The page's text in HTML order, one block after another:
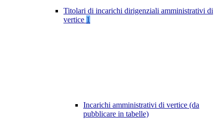
Titolari di incarichi dirigenziali amministrativi di
vertice 1
Incarichi amministrativi di vertice (da
pubblicare in tabelle)